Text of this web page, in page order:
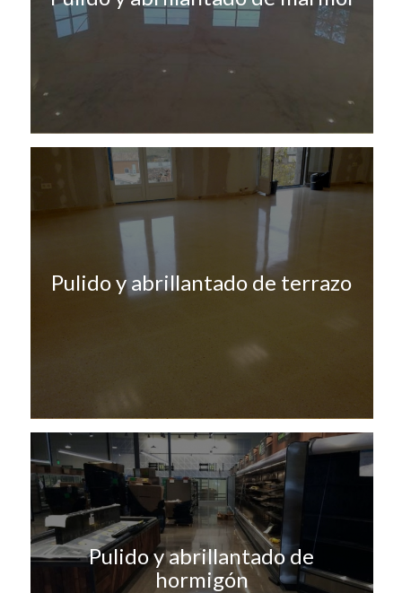
Pulido y abrillantado de terrazo
Pulido y abrillantado de
hormigón